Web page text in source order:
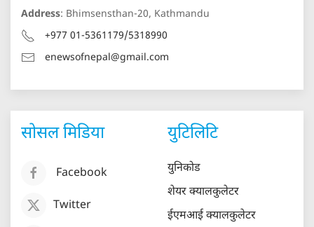
Address: Bhimsensthan-20, Kathmandu
+977 01-5361179/5318990
enewsofnepal@gmail.com
सोसल मिडिया
Facebook
Twitter
युटिलिटि
युनिकोड
शेयर क्यालकुलेटर
ईएमआई क्यालकुलेटर